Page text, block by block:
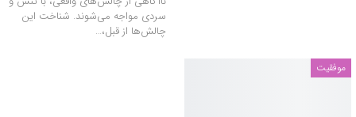
سردی مواجه می‌شوند. شناخت این
چالش‌ها از قبل،…
موفقیت